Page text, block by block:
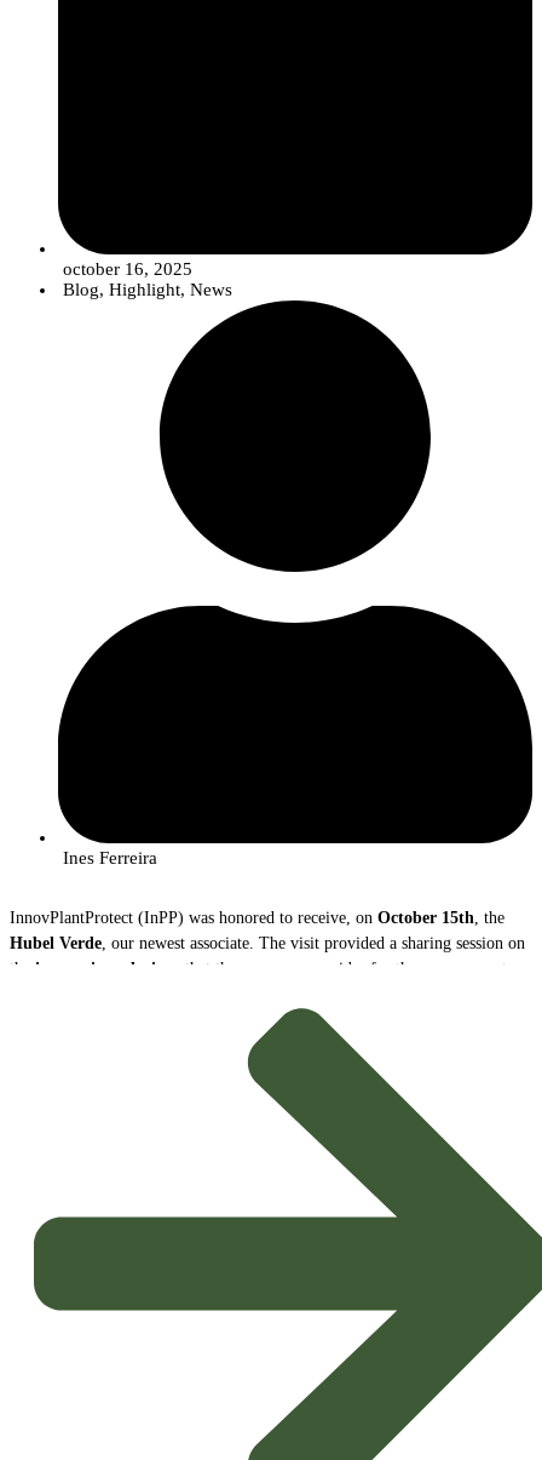
october 16, 2025
Blog, Highlight, News
Ines Ferreira
InnovPlantProtect (InPP) was honored to receive, on October 15th, the
Hubel Verde, our newest associate. The visit provided a sharing session on
the innovative solutions
that the company provides for the management
, Executive Director of Hubel Verde, and
, Innovation Coordinator, presented the company, its
mission and its vast portfolio of products.
innovative and sustainable
. These solutions are designed to respond effectively to the diverse
needs and realities of the field in Portuguese agriculture.
Spotlight on Technology and Efficiency
The presentation focused on technologies aimed at increasing efficiency and
sustainability in the sector:
Low Volume Electrostatic Nebulizers:Special attention was paid
to this cutting-edge technology, which allows for a more precise,
economical and efficient application of crop protection products,
minimizing waste and environmental impact.